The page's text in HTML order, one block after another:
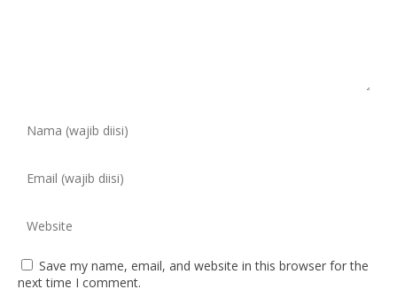
Save my name, email, and website in this browser for the
next time I comment.